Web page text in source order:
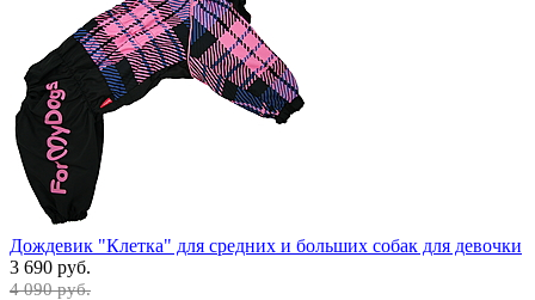
Дождевик "Клетка" для средних и больших собак для девочки
3 690 руб.
4 090 руб.